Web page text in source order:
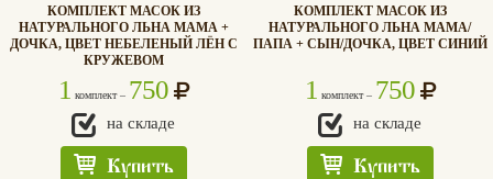
Едлин
КОМПЛЕКТ МАСОК ИЗ
НАТУРАЛЬНОГО ЛЬНА МАМА +
ДОЧКА, ЦВЕТ НЕБЕЛЕНЫЙ ЛЁН С
КРУЖЕВОМ
1 комплект – 750
на складе
Купить
КОМПЛЕКТ МАСОК ИЗ
НАТУРАЛЬНОГО ЛЬНА МАМА/
ПАПА + СЫН/ДОЧКА, ЦВЕТ СИНИЙ
1 комплект – 750
на складе
Купить